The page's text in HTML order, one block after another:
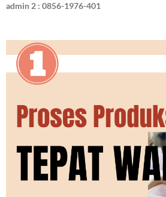
admin 2 : 0856-1976-401